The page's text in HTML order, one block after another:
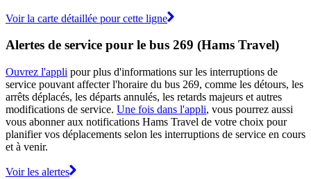
Voir la carte détaillée pour cette ligne
Alertes de service pour le bus 269 (Hams Travel)
Ouvrez l'appli pour plus d'informations sur les interruptions de
service pouvant affecter l'horaire du bus 269, comme les détours, les
arrêts déplacés, les départs annulés, les retards majeurs et autres
modifications de service. Une fois dans l'appli, vous pourrez aussi
vous abonner aux notifications Hams Travel de votre choix pour
planifier vos déplacements selon les interruptions de service en cours
et à venir.
Voir les alertes